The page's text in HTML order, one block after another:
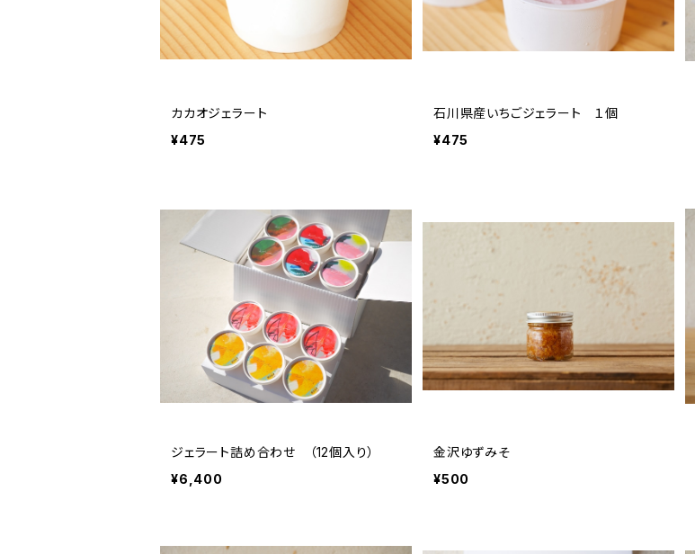
カカオジェラート
¥475
石川県産いちごジェラート １個
¥475
ジェラート詰め合わせ （12個入り）
¥6,400
金沢ゆずみそ
¥500